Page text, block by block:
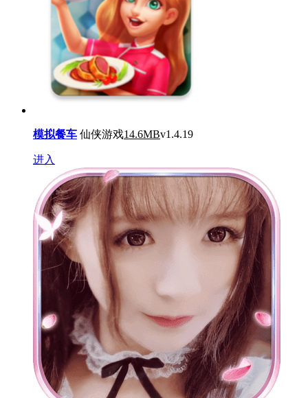
模拟餐车 仙侠游戏14.6MBv1.4.19
进入